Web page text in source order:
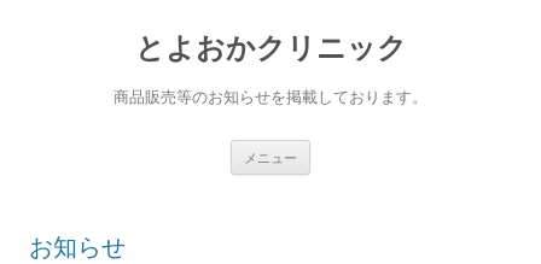
とよおかクリニック
商品販売等のお知らせを掲載しております。
メニュー
お知らせ